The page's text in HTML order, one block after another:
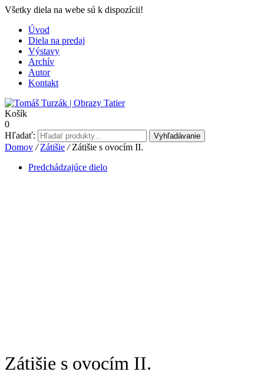
Všetky diela na webe sú k dispozícii!
Úvod
Diela na predaj
Výstavy
Archív
Autor
Kontakt
Košík
0
Hľadať:
Vyhľadávanie
Domov / Zátišie /Zátišie s ovocím II.
Predchádzajúce dielo
Zátišie s ovocím II.
cookie nie sú
voliteľné. Sú